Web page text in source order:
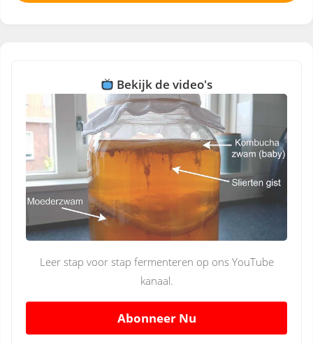
Bekijk de video's
Leer stap voor stap fermenteren op ons YouTube
kanaal.
Abonneer Nu